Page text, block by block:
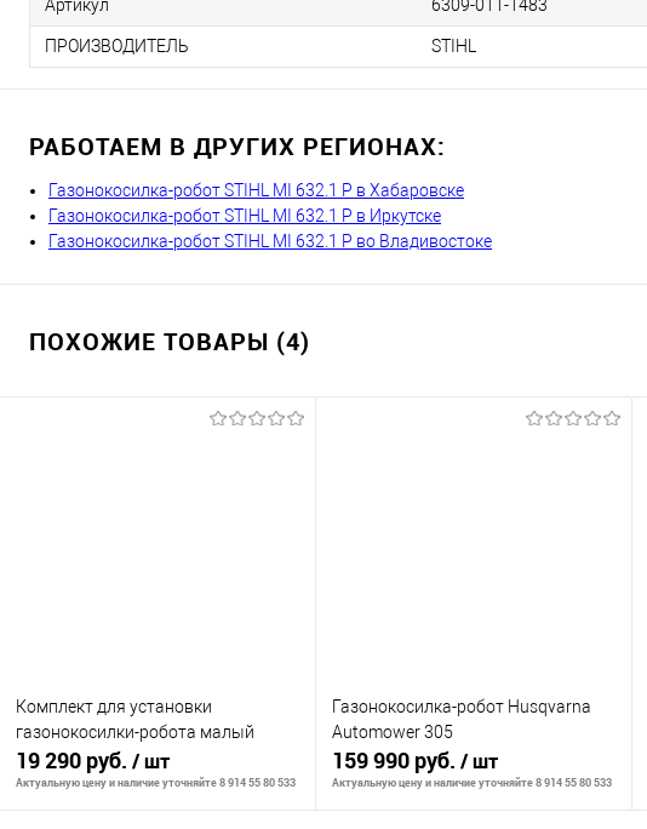
Артикул 6309-011-1483
ПРОИЗВОДИТЕЛЬ STIHL
РАБОТАЕМ В ДРУГИХ РЕГИОНАХ:
Газонокосилка-робот STIHL MI 632.1 P в Хабаровске
Газонокосилка-робот STIHL MI 632.1 P в Иркутске
Газонокосилка-робот STIHL MI 632.1 P во Владивостоке
ПОХОЖИЕ ТОВАРЫ (4)
Комплект для установки
газонокосилки-робота малый
19 290 руб. / шт
Актуальную цену и наличие уточняйте 8 914 55 80 533
Газонокосилка-робот Husqvarna
Automower 305
159 990 руб. / шт
Актуальную цену и наличие уточняйте 8 914 55 80 533